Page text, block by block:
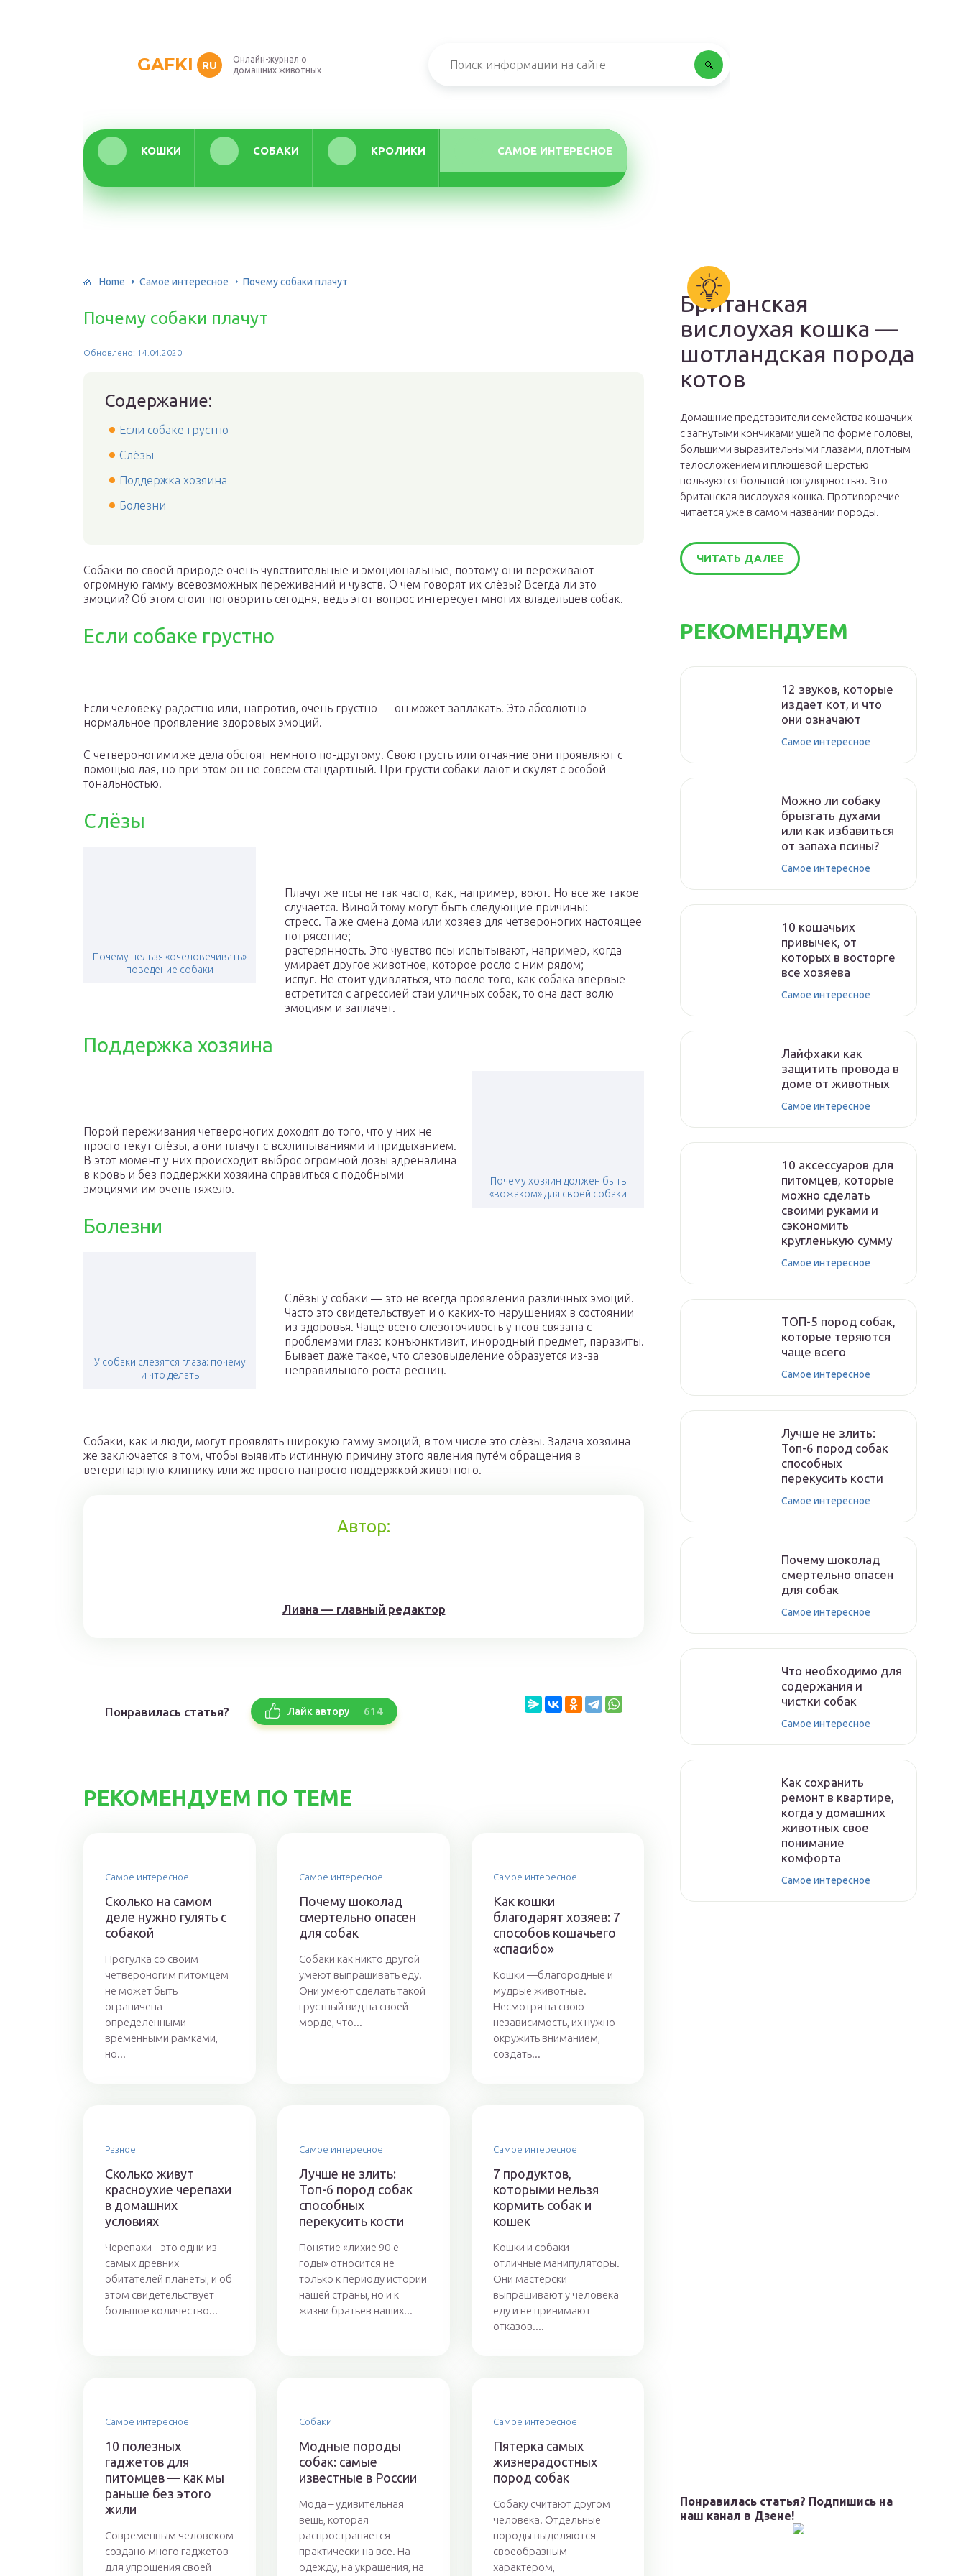
GAFKI RU
Онлайн-журнал о
домашних животных
КОШКИ СОБАКИ КРОЛИКИ САМОЕ ИНТЕРЕСНОЕ
Home Самое интересное Почему собаки плачут
Почему собаки плачут
Обновлено: 14.04.2020
Содержание:
Если собаке грустно
Слёзы
Поддержка хозяина
Болезни
Собаки по своей природе очень чувствительные и эмоциональные, поэтому они переживают
огромную гамму всевозможных переживаний и чувств. О чем говорят их слёзы? Всегда ли это
эмоции? Об этом стоит поговорить сегодня, ведь этот вопрос интересует многих владельцев собак.
Если собаке грустно
Если человеку радостно или, напротив, очень грустно — он может заплакать. Это абсолютно
нормальное проявление здоровых эмоций.
С четвероногими же дела обстоят немного по-другому. Свою грусть или отчаяние они проявляют с
помощью лая, но при этом он не совсем стандартный. При грусти собаки лают и скулят с особой
тональностью.
Слёзы
Почему нельзя «очеловечивать»
поведение собаки
Плачут же псы не так часто, как, например, воют. Но все же такое
случается. Виной тому могут быть следующие причины:
стресс. Та же смена дома или хозяев для четвероногих настоящее
потрясение;
растерянность. Это чувство псы испытывают, например, когда
умирает другое животное, которое росло с ним рядом;
испуг. Не стоит удивляться, что после того, как собака впервые
встретится с агрессией стаи уличных собак, то она даст волю
эмоциям и заплачет.
Поддержка хозяина
Почему хозяин должен быть
«вожаком» для своей собаки
Порой переживания четвероногих доходят до того, что у них не
просто текут слёзы, а они плачут с всхлипываниями и придыханием.
В этот момент у них происходит выброс огромной дозы адреналина
в кровь и без поддержки хозяина справиться с подобными
эмоциями им очень тяжело.
Болезни
У собаки слезятся глаза: почему
и что делать
Слёзы у собаки — это не всегда проявления различных эмоций.
Часто это свидетельствует и о каких-то нарушениях в состоянии
из здоровья. Чаще всего слезоточивость у псов связана с
проблемами глаз: конъюнктивит, инородный предмет, паразиты.
Бывает даже такое, что слезовыделение образуется из-за
неправильного роста ресниц.
Собаки, как и люди, могут проявлять широкую гамму эмоций, в том числе это слёзы. Задача хозяина
же заключается в том, чтобы выявить истинную причину этого явления путём обращения в
ветеринарную клинику или же просто напросто поддержкой животного.
Автор:
Лиана — главный редактор
Понравилась статья? Лайк автору 614
РЕКОМЕНДУЕМ ПО ТЕМЕ
Самое интересное
Сколько на самом
деле нужно гулять с
собакой
Прогулка со своим
четвероногим питомцем
не может быть
ограничена
определенными
временными рамками,
но...
Самое интересное
Почему шоколад
смертельно опасен
для собак
Собаки как никто другой
умеют выпрашивать еду.
Они умеют сделать такой
грустный вид на своей
морде, что...
Самое интересное
Как кошки
благодарят хозяев: 7
способов кошачьего
«спасибо»
Кошки —благородные и
мудрые животные.
Несмотря на свою
независимость, их нужно
окружить вниманием,
создать...
Разное
Сколько живут
красноухие черепахи
в домашних
условиях
Черепахи – это одни из
самых древних
обитателей планеты, и об
этом свидетельствует
большое количество...
Самое интересное
Лучше не злить:
Топ-6 пород собак
способных
перекусить кости
Понятие «лихие 90-е
годы» относится не
только к периоду истории
нашей страны, но и к
жизни братьев наших...
Самое интересное
7 продуктов,
которыми нельзя
кормить собак и
кошек
Кошки и собаки ―
отличные манипуляторы.
Они мастерски
выпрашивают у человека
еду и не принимают
отказов....
Самое интересное
10 полезных
гаджетов для
питомцев — как мы
раньше без этого
жили
Современным человеком
создано много гаджетов
для упрощения своей
Собаки
Модные породы
собак: самые
известные в России
Мода – удивительная
вещь, которая
распространяется
практически на все. На
одежду, на украшения, на
Самое интересное
Пятерка самых
жизнерадостных
пород собак
Собаку считают другом
человека. Отдельные
породы выделяются
своеобразным
характером,
Британская
вислоухая кошка —
шотландская порода
котов
Домашние представители семейства кошачьих
с загнутыми кончиками ушей по форме головы,
большими выразительными глазами, плотным
телосложением и плюшевой шерстью
пользуются большой популярностью. Это
британская вислоухая кошка. Противоречие
читается уже в самом названии породы.
ЧИТАТЬ ДАЛЕЕ
РЕКОМЕНДУЕМ
12 звуков, которые
издает кот, и что
они означают
Самое интересное
Можно ли собаку
брызгать духами
или как избавиться
от запаха псины?
Самое интересное
10 кошачьих
привычек, от
которых в восторге
все хозяева
Самое интересное
Лайфхаки как
защитить провода в
доме от животных
Самое интересное
10 аксессуаров для
питомцев, которые
можно сделать
своими руками и
сэкономить
кругленькую сумму
Самое интересное
ТОП-5 пород собак,
которые теряются
чаще всего
Самое интересное
Лучше не злить:
Топ-6 пород собак
способных
перекусить кости
Самое интересное
Почему шоколад
смертельно опасен
для собак
Самое интересное
Что необходимо для
содержания и
чистки собак
Самое интересное
Как сохранить
ремонт в квартире,
когда у домашних
животных свое
понимание
комфорта
Самое интересное
Понравилась статья? Подпишись на
наш канал в Дзене!